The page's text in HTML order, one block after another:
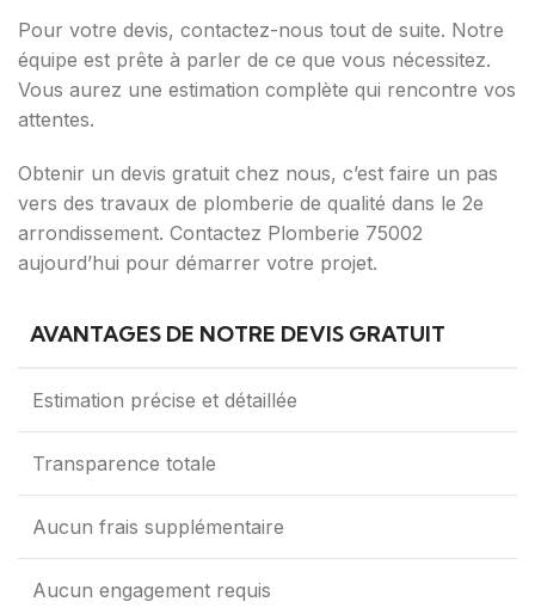
Pour votre devis, contactez-nous tout de suite. Notre
équipe est prête à parler de ce que vous nécessitez.
Vous aurez une estimation complète qui rencontre vos
attentes.
Obtenir un devis gratuit chez nous, c’est faire un pas
vers des travaux de plomberie de qualité dans le 2e
arrondissement. Contactez Plomberie 75002
aujourd’hui pour démarrer votre projet.
AVANTAGES DE NOTRE DEVIS GRATUIT
Estimation précise et détaillée
Transparence totale
Aucun frais supplémentaire
Aucun engagement requis